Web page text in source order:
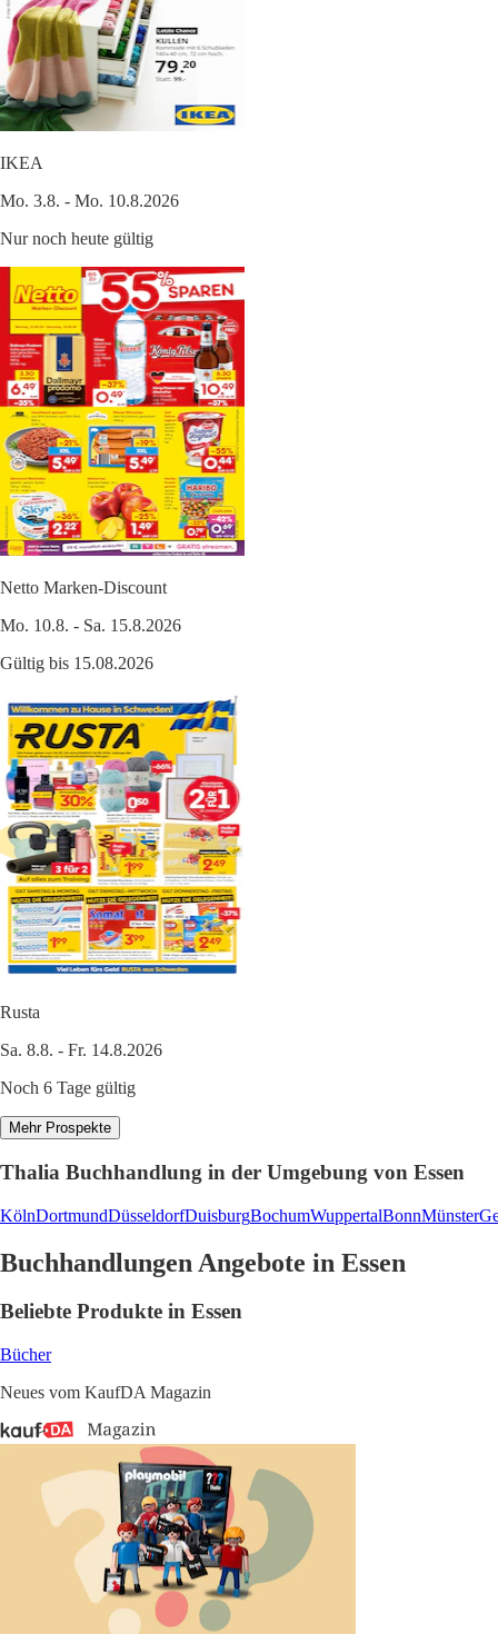
IKEA
Mo. 3.8. - Mo. 10.8.2026
Nur noch heute gültig
Netto Marken-Discount
Mo. 10.8. - Sa. 15.8.2026
Gültig bis 15.08.2026
Rusta
Sa. 8.8. - Fr. 14.8.2026
Noch 6 Tage gültig
Mehr Prospekte
Thalia Buchhandlung in der Umgebung von Essen
KölnDortmundDüsseldorfDuisburgBochumWuppertalBonnMünster
Buchhandlungen Angebote in Essen
Beliebte Produkte in Essen
Bücher
Neues vom KaufDA Magazin